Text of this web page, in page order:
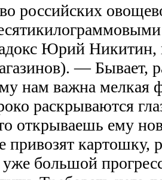
российских
Юрий Никитин,
— Бывает,
нам важна мелкая
раскрываются
открываешь ему
привозят
большой